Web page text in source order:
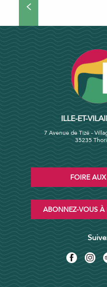
ILLE-ET-
7 Avenue de Tizé -
35235
FOIRE
ABONNEZ-VOUS À